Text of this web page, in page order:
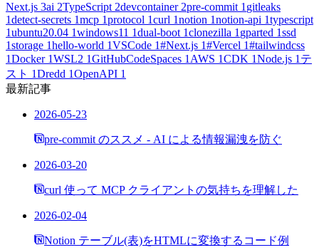
Next.js 3ai 2TypeScript 2devcontainer 2pre-commit 1 gitleaks
1detect-secrets 1mcp 1protocol 1curl 1notion 1notion-api 1typescript
1ubuntu20.04 1windows11 1dual-boot 1clonezilla 1 gparted 1ssd
1storage 1hello-world 1VSCode 1#Next.js 1#Vercel 1#tailwindcss
1Docker 1WSL2 1GitHubCodeSpaces 1 AWS 1CDK 1Node.js 1 テ
スト 1Dredd 1OpenAPI 1
最新記事
2026-05-23
pre-commit のススメ - AI による情報漏洩を防ぐ
2026-03-20
curl 使って MCP クライアントの気持ちを理解した
2026-02-04
Notion テーブル(表)をHTMLに変換するコード例